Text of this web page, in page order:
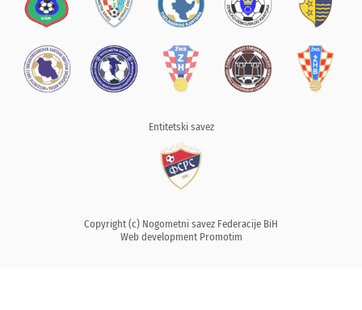
Entitetski savez
Copyright (c) Nogometni savez Federacije BiH
Web development Promotim